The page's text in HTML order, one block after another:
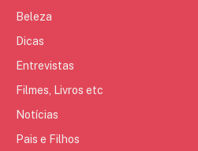
Beleza
Dicas
Entrevistas
Filmes, Livros etc
Notícias
Pais e Filhos